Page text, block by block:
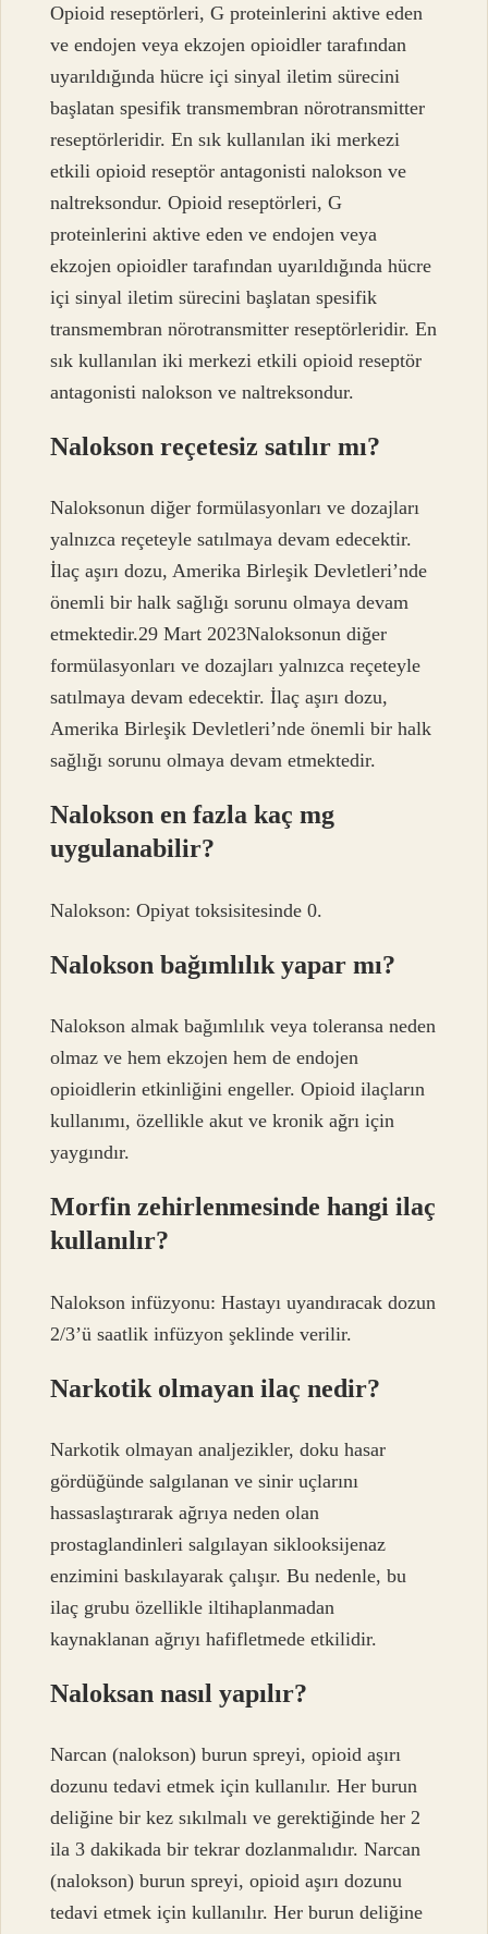
Opioid reseptörleri, G proteinlerini aktive eden
ve endojen veya ekzojen opioidler tarafından
uyarıldığında hücre içi sinyal iletim sürecini
başlatan spesifik transmembran nörotransmitter
reseptörleridir. En sık kullanılan iki merkezi
etkili opioid reseptör antagonisti nalokson ve
naltreksondur. Opioid reseptörleri, G
proteinlerini aktive eden ve endojen veya
ekzojen opioidler tarafından uyarıldığında hücre
içi sinyal iletim sürecini başlatan spesifik
transmembran nörotransmitter reseptörleridir. En
sık kullanılan iki merkezi etkili opioid reseptör
antagonisti nalokson ve naltreksondur.
Nalokson reçetesiz satılır mı?
Naloksonun diğer formülasyonları ve dozajları
yalnızca reçeteyle satılmaya devam edecektir.
İlaç aşırı dozu, Amerika Birleşik Devletleri’nde
önemli bir halk sağlığı sorunu olmaya devam
etmektedir.29 Mart 2023Naloksonun diğer
formülasyonları ve dozajları yalnızca reçeteyle
satılmaya devam edecektir. İlaç aşırı dozu,
Amerika Birleşik Devletleri’nde önemli bir halk
sağlığı sorunu olmaya devam etmektedir.
Nalokson en fazla kaç mg
uygulanabilir?
Nalokson: Opiyat toksisitesinde 0.
Nalokson bağımlılık yapar mı?
Nalokson almak bağımlılık veya toleransa neden
olmaz ve hem ekzojen hem de endojen
opioidlerin etkinliğini engeller. Opioid ilaçların
kullanımı, özellikle akut ve kronik ağrı için
yaygındır.
Morfin zehirlenmesinde hangi ilaç
kullanılır?
Nalokson infüzyonu: Hastayı uyandıracak dozun
2/3’ü saatlik infüzyon şeklinde verilir.
Narkotik olmayan ilaç nedir?
Narkotik olmayan analjezikler, doku hasar
gördüğünde salgılanan ve sinir uçlarını
hassaslaştırarak ağrıya neden olan
prostaglandinleri salgılayan siklooksijenaz
enzimini baskılayarak çalışır. Bu nedenle, bu
ilaç grubu özellikle iltihaplanmadan
kaynaklanan ağrıyı hafifletmede etkilidir.
Naloksan nasıl yapılır?
Narcan (nalokson) burun spreyi, opioid aşırı
dozunu tedavi etmek için kullanılır. Her burun
deliğine bir kez sıkılmalı ve gerektiğinde her 2
ila 3 dakikada bir tekrar dozlanmalıdır. Narcan
(nalokson) burun spreyi, opioid aşırı dozunu
tedavi etmek için kullanılır. Her burun deliğine